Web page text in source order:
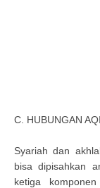
C. HUBUNGAN
Syariah dan
bisa dipisahkan
ketiga